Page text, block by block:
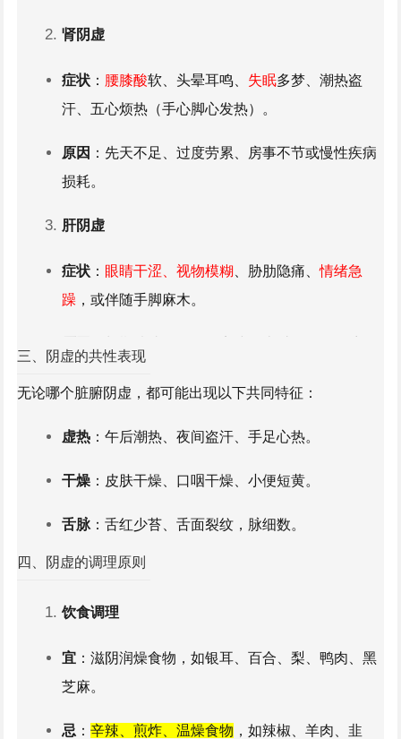
肾阴虚
症状 ： 腰膝酸软、头晕耳鸣 失眠多梦、潮热盗
汗、五心烦热（手心脚心发热）。
原因 ：先天不足、过度劳累、房事不节或慢性疾病
损耗。
肝阴虚
症状 ： 眼睛干涩、视物模糊 、胁肋隐痛、情绪急
躁 ，或伴随手脚麻木。
心阴虚
症状 ：心悸心慌、失眠多梦、舌尖红、口舌生疮、
结。
原因：饮食辛辣刺激、长期饥饿或热病伤津。
三、阴虚的共性表现
无论哪个脏腑阴虚，都可能出现以下共同特征：
虚热 ：午后潮热、夜间盗汗、手足心热。
干燥 ：皮肤干燥、口咽干燥、小便短黄。
舌脉 ：舌红少苔、舌面裂纹，脉细数。
四、阴虚的调理原则
饮食调理
宜 ：滋阴润燥食物，如银耳、百合 、梨、鸭肉、黑
芝麻。
忌 ：辛辣、煎炸、温燥食物 ，如辣椒、羊肉、韭